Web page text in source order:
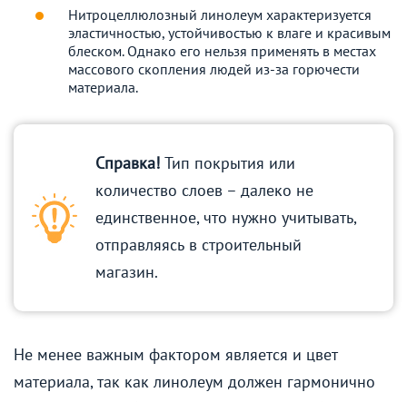
Нитроцеллюлозный линолеум характеризуется
эластичностью, устойчивостью к влаге и красивым
блеском. Однако его нельзя применять в местах
массового скопления людей из-за горючести
материала.
Справка! Тип покрытия или
количество слоев – далеко не
единственное, что нужно учитывать,
отправляясь в строительный
магазин.
Не менее важным фактором является и цвет
материала, так как линолеум должен гармонично